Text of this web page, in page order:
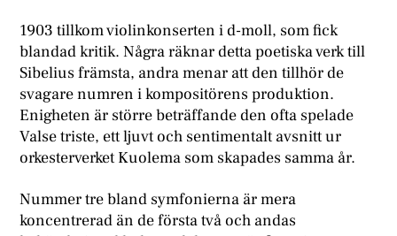
1903 tillkom violinkonserten i d-moll, som fick
blandad kritik. Några räknar detta poetiska verk till
Sibelius främsta, andra menar att den tillhör de
svagare numren i kompositörens produktion.
Enigheten är större beträffande den ofta spelade
Valse triste, ett ljuvt och sentimentalt avsnitt ur
orkesterverket Kuolema som skapades samma år.
Nummer tre bland symfonierna är mera
koncentrerad än de första två och andas